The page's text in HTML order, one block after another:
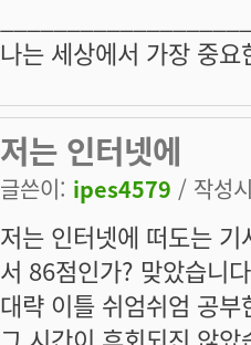
나는 세상에서 가장 중요
저는 인터넷에
글쓴이: ipes4579 / 작성
저는 인터넷에 떠도는
서 86점인가? 맞았습니
대략 이틀 쉬엄쉬엄 공